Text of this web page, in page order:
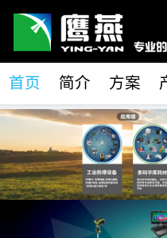
首页 简介 方案